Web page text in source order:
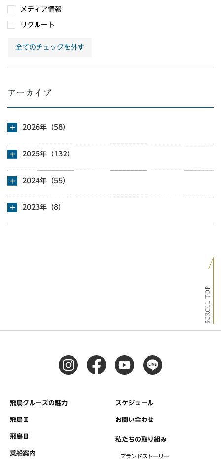
メディア情報
リクルート
全てのチェックを外す
アーカイブ
2026年（58）
2025年（132）
2024年（55）
2023年（8）
SCROLL TOP
飛鳥クルーズの魅力
飛鳥Ⅱ
飛鳥Ⅲ
乗船案内
スケジュール
お問い合わせ
私たちの取り組み
ブランドストーリー